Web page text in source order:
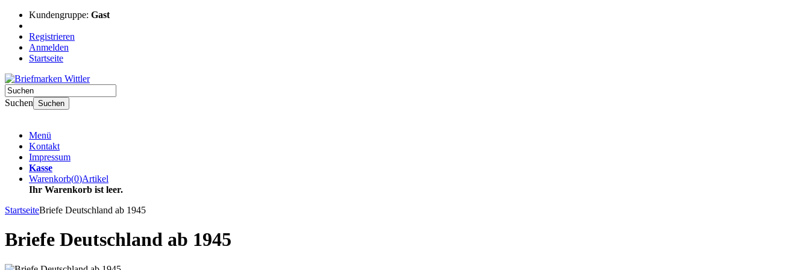
Kundengruppe: Gast
Registrieren
Anmelden
Startseite
Suchen Suchen
Menü
Kontakt
Impressum
Kasse
Warenkorb(0)Artikel
Ihr Warenkorb ist leer.
StartseiteBriefe Deutschland ab 1945
Briefe Deutschland ab 1945